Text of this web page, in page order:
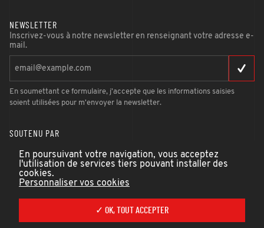
NEWSLETTER
Inscrivez-vous à notre newsletter en renseignant votre adresse e-
mail.
En soumettant ce formulaire, j'accepte que les informations saisies
soient utilisées pour m'envoyer la newsletter.
SOUTENU PAR
En poursuivant votre navigation, vous acceptez
l'utilisation de services tiers pouvant installer des
cookies.
Personnaliser vos cookies
✓ OK, TOUT ACCEPTER